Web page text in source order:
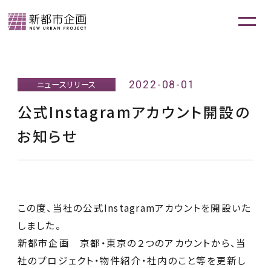
ニュースリリース 2022-08-01
公式Instagramアカウント開設の
お知らせ
この度、当社の公式Instagramアカウントを開設いた
しました。
新都市企画 京都・東京の２つのアカウントから、当
社のプロジェクト・物件紹介・社内のこと等を更新し